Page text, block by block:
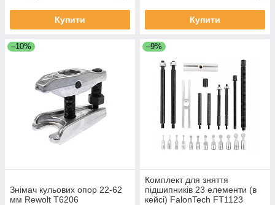
Купити Купити
–10%
Знімач кульових опор 22-62
мм Rewolt T6206
–9%
Комплект для зняття
підшипників 23 елементи (в
кейсі) FalonTech FT1123